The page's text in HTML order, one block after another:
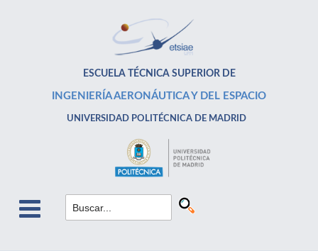
ESCUELA TÉCNICA SUPERIOR DE
INGENIERÍA AERONÁUTICA Y DEL ESPACIO
UNIVERSIDAD POLITÉCNICA DE MADRID